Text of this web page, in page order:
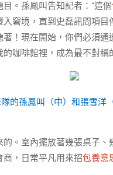
。孫鳳叫告知記者：“這個
入窘境，直到史磊訊問項目
！現在開始，你們必須
咖啡館裡，成為最不對稱
的孫鳳叫（中）和張雪
。室內擺放著幾張桌子
，日常平凡用來招包養意